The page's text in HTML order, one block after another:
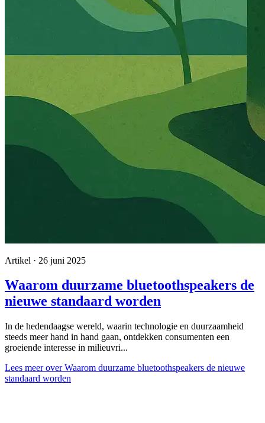
Artikel · 26 juni 2025
Waarom duurzame bluetoothspeakers de
nieuwe standaard worden
In de hedendaagse wereld, waarin technologie en duurzaamheid
steeds meer hand in hand gaan, ontdekken consumenten een
groeiende interesse in milieuvri...
Lees meerover Waarom duurzame bluetoothspeakers de nieuwe
standaard worden